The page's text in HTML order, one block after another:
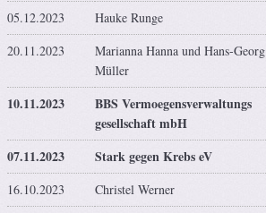
05.12.2023 Hauke Runge
20.11.2023
Marianna Hanna und Hans-Georg
Müller
10.11.2023
BBS Vermoegensverwaltungs
gesellschaft mbH
07.11.2023 Stark gegen Krebs eV
16.10.2023 Christel Werner